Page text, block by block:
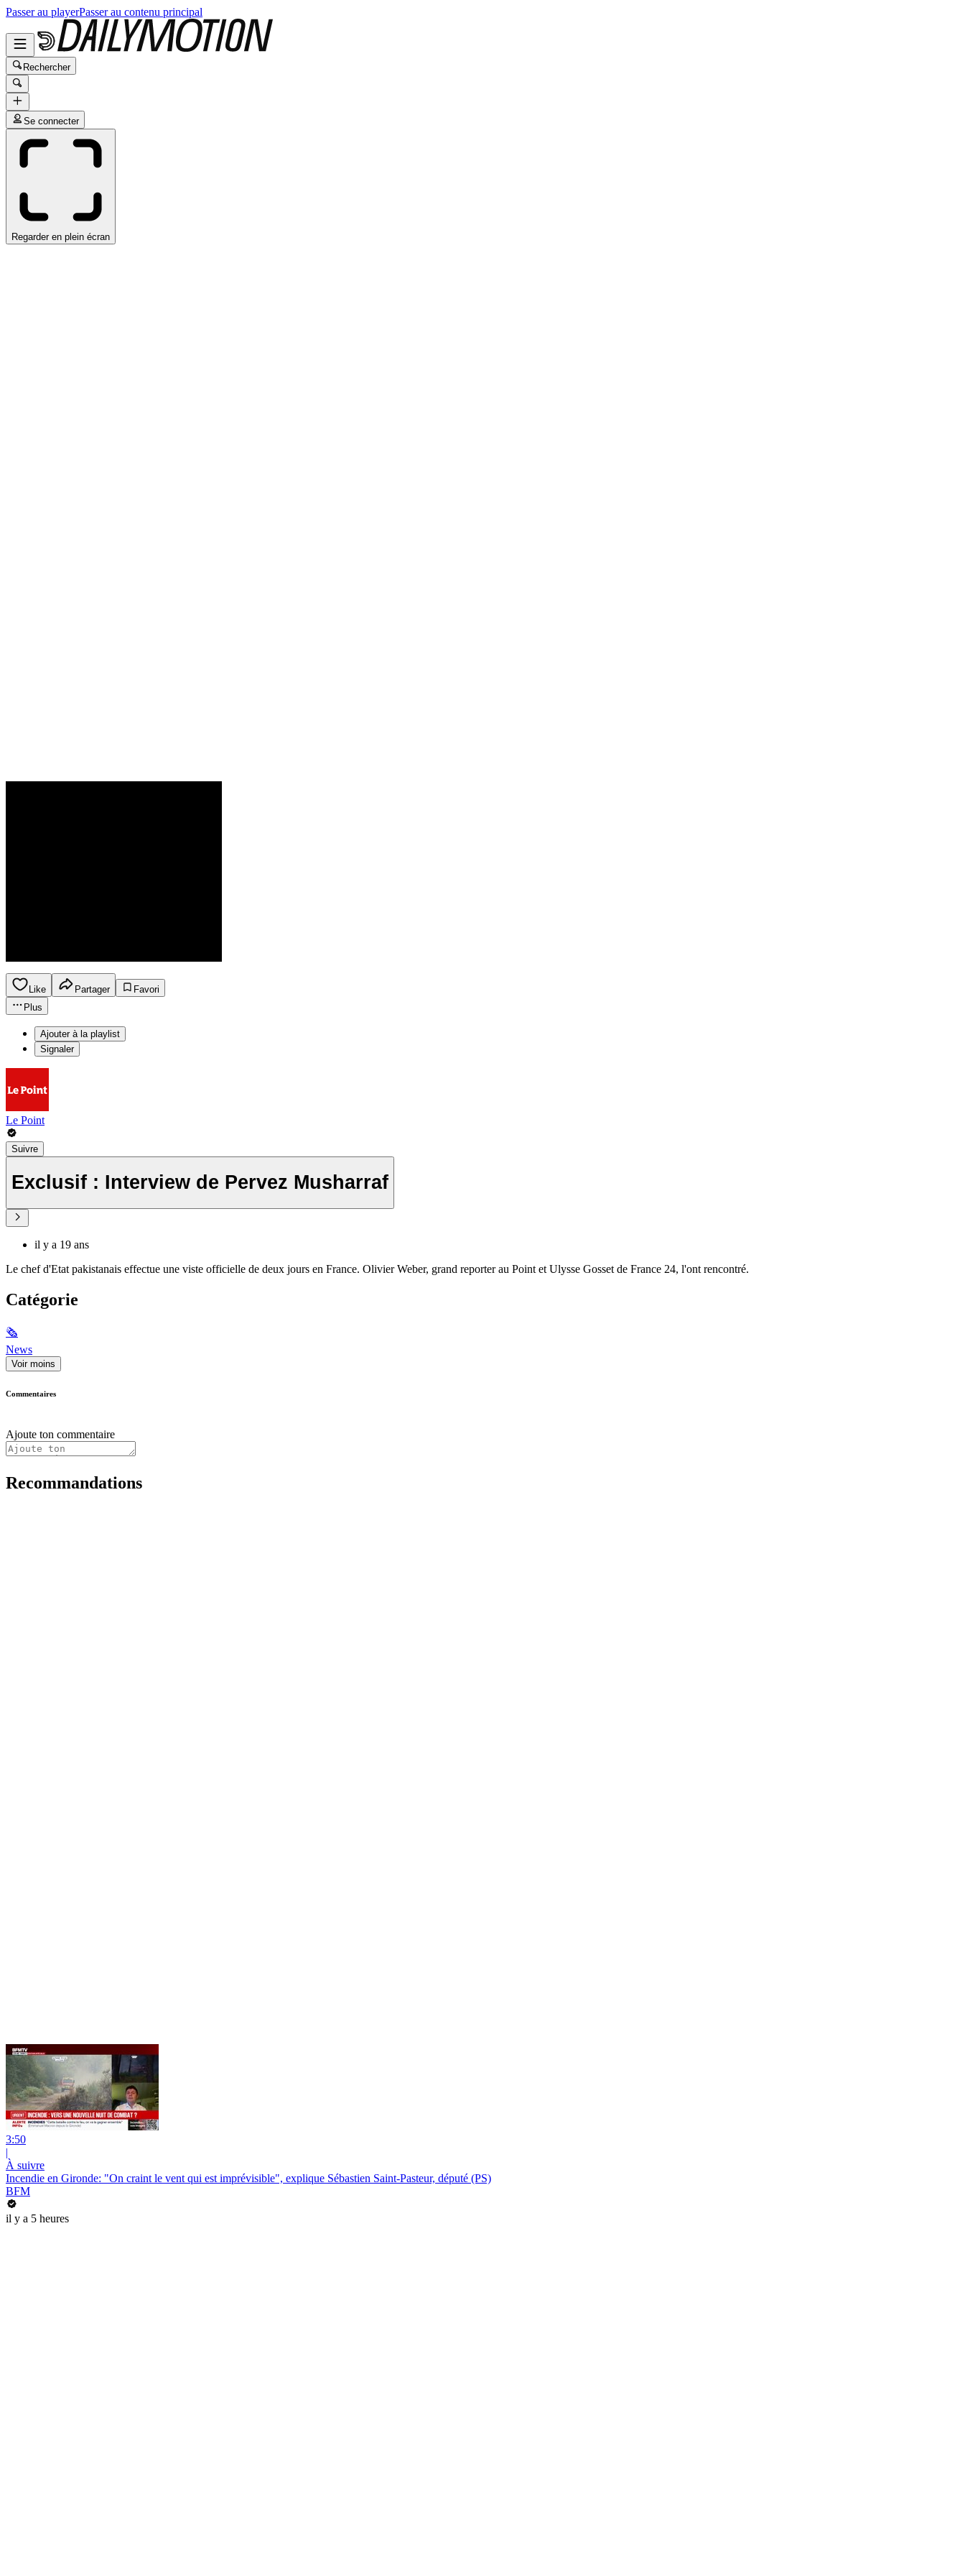
Passer au playerPasser au contenu principal
Rechercher
Se connecter
Regarder en plein écran
Like Partager
Favori
Plus
Ajouter à la playlist
Signaler
Le Point
Suivre
Exclusif : Interview de Pervez Musharraf
il y a 19 ans
Le chef d'Etat pakistanais effectue une viste officielle de deux jours en France. Olivier Weber, grand reporter au Point et Ulysse Gosset de France 24, l'ont rencontré.
Catégorie
🗞
News
Voir moins
Commentaires
Ajoute ton commentaire
Recommandations
3:50
|
À suivre
Incendie en Gironde: "On craint le vent qui est imprévisible", explique Sébastien Saint-Pasteur, député (PS)
BFM
il y a 5 heures